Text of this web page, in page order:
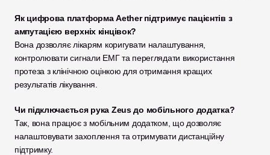
Як цифрова платформа Aether підтримує пацієнтів з
ампутацією верхніх кінцівок?
Вона дозволяє лікарям коригувати налаштування,
контролювати сигнали ЕМГ та переглядати використання
протеза з клінічною оцінкою для отримання кращих
результатів лікування.
Чи підключається рука Zeus до мобільного додатка?
Так, вона працює з мобільним додатком, що дозволяє
налаштовувати захоплення та отримувати дистанційну
підтримку.